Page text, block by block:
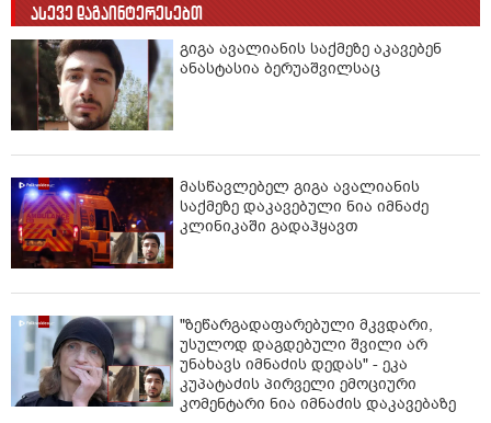
ასევე დაგაინტერესებთ
გიგა ავალიანის საქმეზე აკავებენ
ანასტასია ბერუაშვილსაც
მასწავლებელ გიგა ავალიანის
საქმეზე დაკავებული ნია იმნაძე
კლინიკაში გადაჰყავთ
"ზეწარგადაფარებული მკვდარი,
უსულოდ დაგდებული შვილი არ
უნახავს იმნაძის დედას" - ეკა
კუპატაძის პირველი ემოციური
კომენტარი ნია იმნაძის დაკავებაზე